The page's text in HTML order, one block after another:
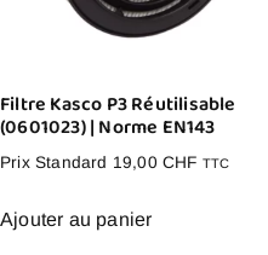
Filtre Kasco P3 Réutilisable
(0601023) | Norme EN143
Prix Standard 19,00CHF TTC
Ajouter au panier